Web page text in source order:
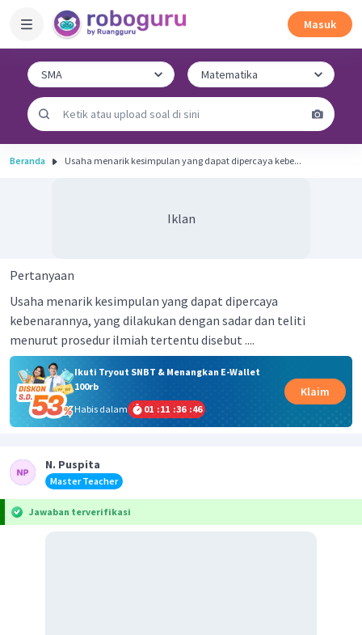
Masuk
Beranda Usaha menarik kesimpulan yang dapat dipercaya kebe...
Iklan
Pertanyaan
Usaha menarik kesimpulan yang dapat dipercaya
kebenarannya, yang dilakukan dengan sadar dan teliti
menurut prosedur ilmiah tertentu disebut ....
Ikuti Tryout SNBT & Menangkan E-Wallet
100rb
Habis dalam
01 :11 :36 :45
Klaim
N. Puspita
Master Teacher
Jawaban terverifikasi